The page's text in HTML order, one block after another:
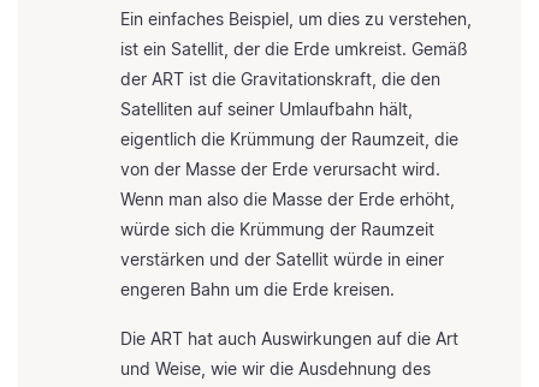
Ein einfaches Beispiel, um dies zu verstehen,
ist ein Satellit, der die Erde umkreist. Gemäß
der ART ist die Gravitationskraft, die den
Satelliten auf seiner Umlaufbahn hält,
eigentlich die Krümmung der Raumzeit, die
von der Masse der Erde verursacht wird.
Wenn man also die Masse der Erde erhöht,
würde sich die Krümmung der Raumzeit
verstärken und der Satellit würde in einer
engeren Bahn um die Erde kreisen.
Die ART hat auch Auswirkungen auf die Art
und Weise, wie wir die Ausdehnung des